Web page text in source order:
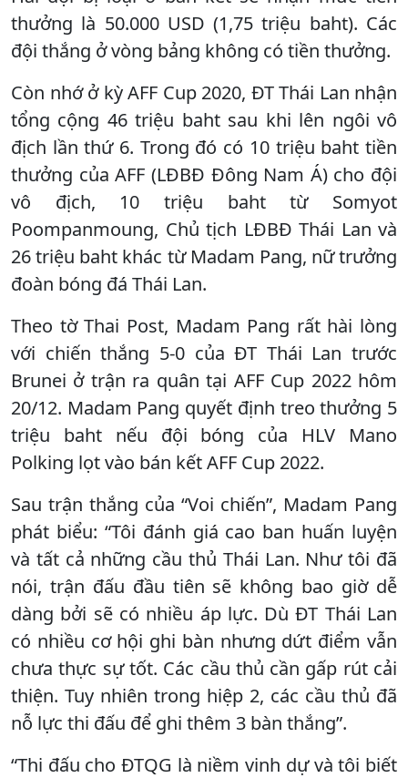
thưởng là 50.000 USD (1,75 triệu baht). Các
đội thắng ở vòng bảng không có tiền thưởng.
Còn nhớ ở kỳ AFF Cup 2020, ĐT Thái Lan nhận
tổng cộng 46 triệu baht sau khi lên ngôi vô
địch lần thứ 6. Trong đó có 10 triệu baht tiền
thưởng của AFF (LĐBĐ Đông Nam Á) cho đội
vô địch, 10 triệu baht từ Somyot
Poompanmoung, Chủ tịch LĐBĐ Thái Lan và
26 triệu baht khác từ Madam Pang, nữ trưởng
đoàn bóng đá Thái Lan.
Theo tờ Thai Post, Madam Pang rất hài lòng
với chiến thắng 5-0 của ĐT Thái Lan trước
Brunei ở trận ra quân tại AFF Cup 2022 hôm
20/12. Madam Pang quyết định treo thưởng 5
triệu baht nếu đội bóng của HLV Mano
Polking lọt vào bán kết AFF Cup 2022.
Sau trận thắng của “Voi chiến”, Madam Pang
phát biểu: “Tôi đánh giá cao ban huấn luyện
và tất cả những cầu thủ Thái Lan. Như tôi đã
nói, trận đấu đầu tiên sẽ không bao giờ dễ
dàng bởi sẽ có nhiều áp lực. Dù ĐT Thái Lan
có nhiều cơ hội ghi bàn nhưng dứt điểm vẫn
chưa thực sự tốt. Các cầu thủ cần gấp rút cải
thiện. Tuy nhiên trong hiệp 2, các cầu thủ đã
nỗ lực thi đấu để ghi thêm 3 bàn thắng”.
“Thi đấu cho ĐTQG là niềm vinh dự và tôi biết